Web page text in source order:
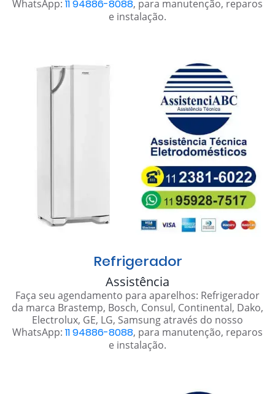
WhatsApp: 11 94886-8088, para manutenção, reparos
e instalação.
Refrigerador
Assistência
Faça seu agendamento para aparelhos: Refrigerador
da marca Brastemp, Bosch, Consul, Continental, Dako,
Electrolux, GE, LG, Samsung através do nosso
WhatsApp: 11 94886-8088, para manutenção, reparos
e instalação.